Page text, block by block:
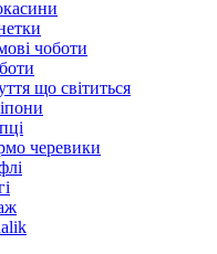
чоботи
що світиться
черевики